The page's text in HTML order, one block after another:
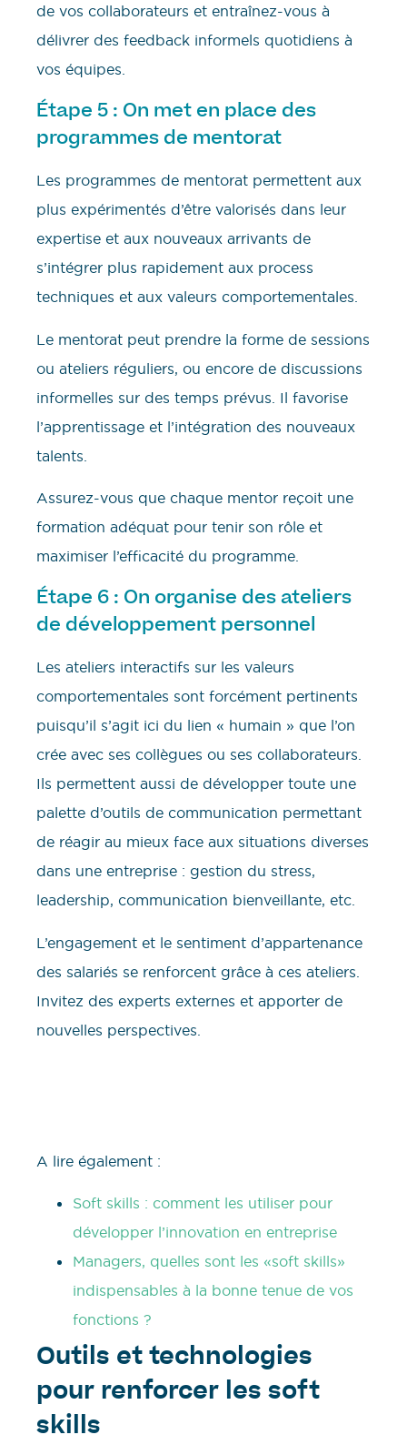
de vos collaborateurs et entraînez-vous à
délivrer des feedback informels quotidiens à
vos équipes.
Étape 5 : On met en place des
programmes de mentorat
Les programmes de mentorat permettent aux
plus expérimentés d’être valorisés dans leur
expertise et aux nouveaux arrivants de
s’intégrer plus rapidement aux process
techniques et aux valeurs comportementales.
Le mentorat peut prendre la forme de sessions
ou ateliers réguliers, ou encore de discussions
informelles sur des temps prévus. Il favorise
l’apprentissage et l’intégration des nouveaux
talents.
Assurez-vous que chaque mentor reçoit une
formation adéquat pour tenir son rôle et
maximiser l’efficacité du programme.
Étape 6 : On organise des ateliers
de développement personnel
Les ateliers interactifs sur les valeurs
comportementales sont forcément pertinents
puisqu’il s’agit ici du lien « humain » que l’on
crée avec ses collègues ou ses collaborateurs.
Ils permettent aussi de développer toute une
palette d’outils de communication permettant
de réagir au mieux face aux situations diverses
dans une entreprise : gestion du stress,
leadership, communication bienveillante, etc.
L’engagement et le sentiment d’appartenance
des salariés se renforcent grâce à ces ateliers.
Invitez des experts externes et apporter de
nouvelles perspectives.
A lire également :
Soft skills : comment les utiliser pour
développer l’innovation en entreprise
Managers, quelles sont les «soft skills»
indispensables à la bonne tenue de vos
fonctions ?
Outils et technologies
pour renforcer les soft
skills